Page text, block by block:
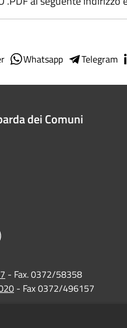
Whatsapp Telegram
dei Comuni
- Fax. 0372/58358
- Fax 0372/496157